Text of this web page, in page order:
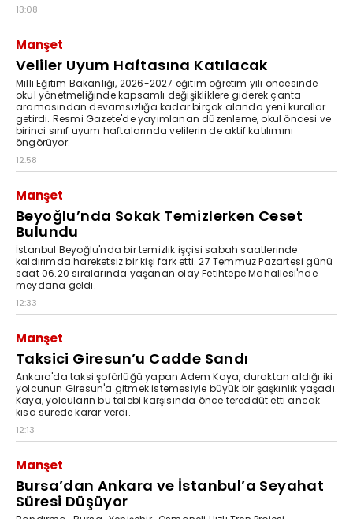
13:08
Manşet
Veliler Uyum Haftasına Katılacak
Milli Eğitim Bakanlığı, 2026-2027 eğitim öğretim yılı öncesinde
okul yönetmeliğinde kapsamlı değişikliklere giderek çanta
aramasından devamsızlığa kadar birçok alanda yeni kurallar
getirdi. Resmi Gazete'de yayımlanan düzenleme, okul öncesi ve
birinci sınıf uyum haftalarında velilerin de aktif katılımını
öngörüyor.
12:58
Manşet
Beyoğlu’nda Sokak Temizlerken Ceset
Bulundu
İstanbul Beyoğlu'nda bir temizlik işçisi sabah saatlerinde
kaldırımda hareketsiz bir kişi fark etti. 27 Temmuz Pazartesi günü
saat 06.20 sıralarında yaşanan olay Fetihtepe Mahallesi'nde
meydana geldi.
12:33
Manşet
Taksici Giresun’u Cadde Sandı
Ankara'da taksi şoförlüğü yapan Adem Kaya, duraktan aldığı iki
yolcunun Giresun'a gitmek istemesiyle büyük bir şaşkınlık yaşadı.
Kaya, yolcuların bu talebi karşısında önce tereddüt etti ancak
kısa sürede karar verdi.
12:13
Manşet
Bursa’dan Ankara ve İstanbul’a Seyahat
Süresi Düşüyor